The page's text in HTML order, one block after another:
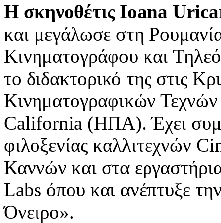
H σκηνοθέτις Ioana
και μεγάλωσε στη
Κινηματογράφου και
το διδακτορικό της στις
Κινηματογραφικών
California (ΗΠΑ). Έχει
φιλοξενίας καλλιτεχνών
Καννών και στα
Labs όπου και ανέπτυξε
Όνειρο».